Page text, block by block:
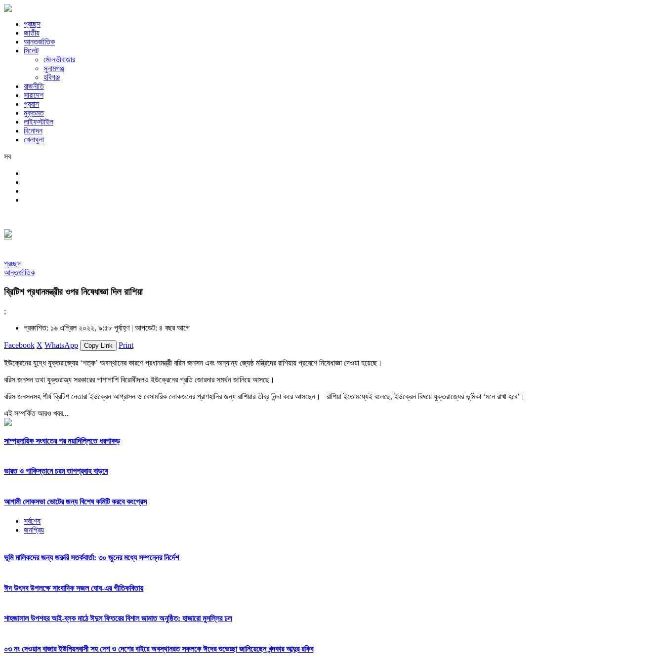
প্রচ্ছদ
জাতীয়
আন্তর্জাতিক
সিলেট
মৌলভীবাজার
সুনামগঞ্জ
হবিগঞ্জ
রাজনীতি
সারাদেশ
প্রবাস
মুক্তমত
লাইফস্টাইল
বিনোদন
খেলাধুলা
সব
প্রচ্ছদ
আন্তর্জাতিক
ব্রিটিশ প্রধানমন্ত্রীর ওপর নিষেধাজ্ঞা দিল রাশিয়া
;
প্রকাশিত: ১৬ এপ্রিল ২০২২, ৯:৫৮ পূর্বাহ্ণ | আপডেট: ৪ বছর আগে
Facebook X WhatsApp Copy Link Print
ইউক্রেনের যুদ্ধে যুক্তরাজ্যের ‘শত্রু’ অবস্থানের কারণে প্রধানমন্ত্রী বরিস জনসন এবং অন্যান্য জ্যেষ্ঠ মন্ত্রিদের রাশিয়ায় প্রবেশে নিষেধাজ্ঞা দেওয়া হয়েছে।
বরিস জনসন তথা যুক্তরাজ্য সরকারের পাশাপাশি বিরোধীদলও ইউক্রেনের প্রতি জোরদার সমর্থন জানিয়ে আসছে।
বরিস জনসনসহ শীর্ষ ব্রিটিশ নেতারা ইউক্রেন আগ্রাসন ও বেসামরিক লোকজনের প্রাণহানির জন্য রাশিয়ার তীব্র নিন্দা করে আসছেন। রাশিয়া ইতোমধ্যেই বলেছে, ইউক্রেন বিষয়ে যুক্তরাজ্যের ভূমিকা ‘মনে রাখা হবে’।
এই সম্পর্কিত আরও খবর...
সাম্প্রদায়িক সংঘাতের পর নয়াদিল্লিতে ধরপাকড়
ভারত ও পাকিস্তানে চরম তাপপ্রবাহ বাড়বে
আগামী লোকসভা ভোটের জন্য বিশেষ কমিটি করবে কংগ্রেস
সর্বশেষ
জনপ্রিয়
ভূমি মালিকদের জন্য জরুরি সতর্কবার্তা: ৩০ জুনের মধ্যে সম্পন্নের নির্দেশ
ঈদ উৎসব উপলক্ষে সাংবাদিক সজল ঘোষ-এর গীতিকবিতায়
শাহজালাল উপশহর আই-ব্লক মাঠে ঈদুল ফিতরের বিশাল জামাত অনুষ্ঠিত: হাজারো মুসল্লির ঢল
০৩ নং দেওয়ান বাজার ইউনিয়নবাসী সহ দেশ ও দেশের বাইরে অবস্থানরত সকলকে ঈদের শুভেচ্ছা জানিয়েছেন খন্দকার আব্দুর রকিব